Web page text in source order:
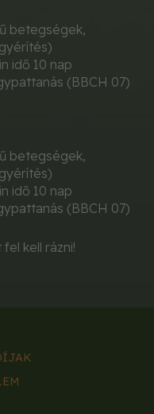
betegségek,
idő 10 nap
(BBCH 07)
betegségek,
idő 10 nap
(BBCH 07)
kell rázni!